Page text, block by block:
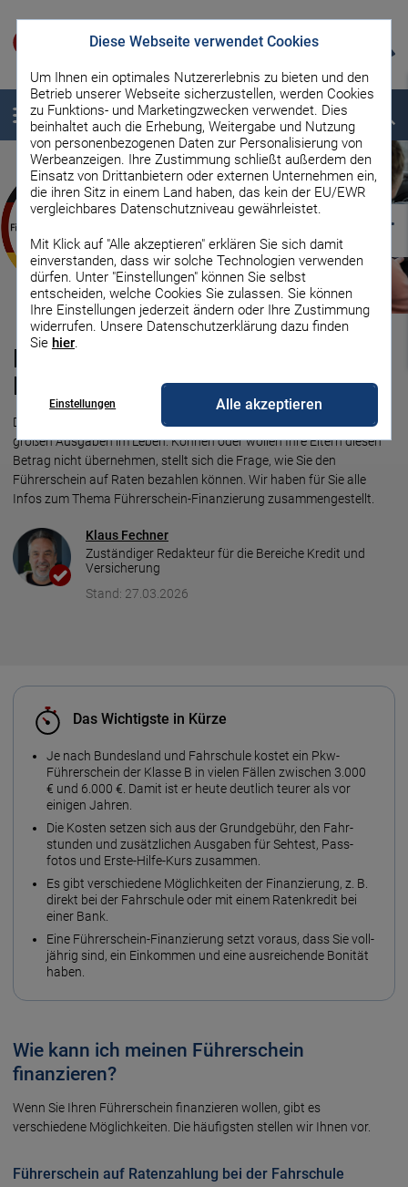
Diese Webseite verwendet Cookies
Um Ihnen ein optimales Nutzererlebnis zu bieten und den
Betrieb unserer Webseite sicherzustellen, werden Cookies
zu Funktions- und Marketingzwecken verwendet. Dies
beinhaltet auch die Erhebung, Weitergabe und Nutzung
von personenbezogenen Daten zur Personalisierung von
Werbeanzeigen. Ihre Zustimmung schließt außerdem den
Einsatz von Drittanbietern oder externen Unternehmen ein,
die ihren Sitz in einem Land haben, das kein der EU/EWR
vergleichbares Datenschutzniveau gewährleistet.
Mit Klick auf "Alle akzeptieren" erklären Sie sich damit
einverstanden, dass wir solche Technologien verwenden
dürfen. Unter "Einstellungen" können Sie selbst
entscheiden, welche Cookies Sie zulassen. Sie können
Ihre Einstellungen jederzeit ändern oder Ihre Zustimmung
widerrufen. Unsere Datenschutzerklärung dazu finden
Sie hier.
Einstellungen Alle akzeptieren
Menü Suche
Führerschein finanzieren: Diese
Möglichkeiten gibt es!
Der Führerschein zählt mit 4.000 € oder 5.000 € zu den ersten
großen Ausgaben im Leben. Können oder wollen Ihre Eltern diesen
Betrag nicht übernehmen, stellt sich die Frage, wie Sie den
Führerschein auf Raten bezahlen können. Wir haben für Sie alle
Infos zum Thema Führerschein-Finanzierung zusammengestellt.
Klaus Fechner
Zuständiger Redakteur für die Bereiche Kredit und
Versicherung
Stand: 27.03.2026
Das Wichtigste in Kürze
Je nach Bundesland und Fahrschule kostet ein Pkw-
Führer­schein der Klasse B in vielen Fällen zwischen 3.000
€ und 6.000 €. Damit ist er heute deut­lich teu­rer als vor
einigen Jahren.
Die Kosten setzen sich aus der Grund­gebühr, den Fahr­
stunden und zusätz­lichen Aus­gaben für Sehtest, Pass­
fotos und Erste-Hilfe-Kurs zusammen.
Es gibt verschiedene Mög­lich­keiten der Finanzierung, z. B.
direkt bei der Fahr­schule oder mit einem Raten­kredit bei
einer Bank.
Eine Führerschein-Finanzierung setzt voraus, dass Sie voll­
jährig sind, ein Ein­kommen und eine aus­reichende Bonität
haben.
Wie kann ich meinen Führerschein
finanzieren?
Wenn Sie Ihren Führerschein finanzieren wollen, gibt es
verschiedene Möglichkeiten. Die häufigsten stellen wir Ihnen vor.
Führerschein auf Ratenzahlung bei der Fahrschule